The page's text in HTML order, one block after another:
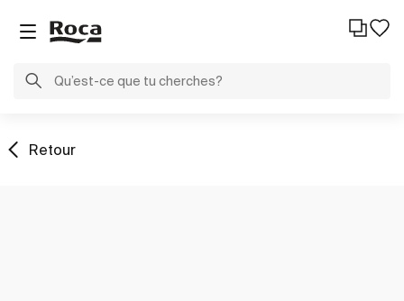
Retour